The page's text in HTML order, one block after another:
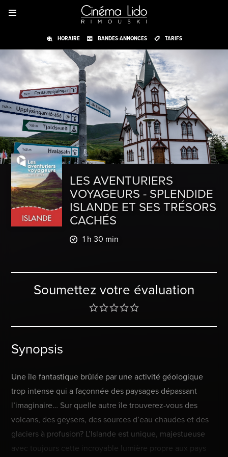
HORAIRE BANDES-ANNONCES TARIFS
LES AVENTURIERS
VOYAGEURS - SPLENDIDE
ISLANDE ET SES TRÉSORS
CACHÉS
1 h 30 min
Soumettez votre évaluation
Synopsis
Une île fantastique brûlée par une activité géologique
trop intense qui a façonnée des paysages dépassant
l’imaginaire… Sur quelle autre île trouverez-vous des
volcans, des geysers, des sources d’eau chaudes et des
glaciers à profusion? L’Islande est unique, majestueuse
avec toujours cette incroyable lumière propre aux pays